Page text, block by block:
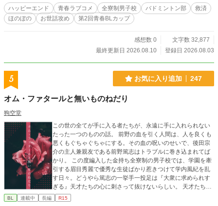
たりで織りなす青春ドタバタラブコメです！
ハッピーエンド 青春ラブコメ 全寮制男子校 バドミントン部
救済
ほのぼの
お世話攻め 第2回青春BLカップ
感想数 0
文字数 32,877
最終更新日 2026.08.10
登録日 2026.08.03
5 お気に入り追加 247
オム・ファタールと無いものねだり
狗空堂
この世の全てが手に入る者たちが、永遠に手に入れられない
たった一つのものの話。 前野の血を引く人間は、人を良くも
悪くもぐちゃぐちゃにする。その血の呪いのせいで、後田宗
介の主人兼親友である前野篤志はトラブルに巻き込まれてば
かり。 この度編入した金持ち全寮制の男子校では、学園を牽
引する眉目秀麗で優秀な生徒ばかり惹きつけて学内風紀を乱
す日々。どうやら篤志の一挙手一投足は『大衆に求められす
ぎる』天才たちの心に刺さって抜けないらしい。 天才たちは
蟻の如く篤志に群がるし、それを快く思わない天才たちのフ
BL 連載中 長編 R15